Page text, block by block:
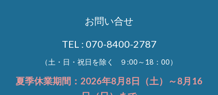
お問い合せ
TEL : 070-8400-2787
（土・日・祝日を除く ９:00～18：00）
夏季休業期間：2026年8月8日（土）～8月16